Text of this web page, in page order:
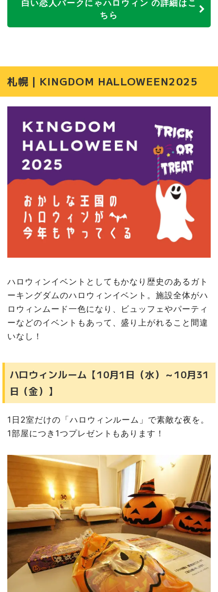
白い恋人パークにゃハロウィン の詳細はこ
ちら
札幌｜KINGDOM HALLOWEEN2025
ハロウィンイベントとしてもかなり歴史のあるガト
ーキングダムのハロウィンイベント。施設全体がハ
ロウィンムード一色になり、ビュッフェやパーティ
ーなどのイベントもあって、盛り上がれること間違
いなし！
ハロウィンルーム【10月1日（水）～10月31
日（金）】
1日2室だけの「ハロウィンルーム」で素敵な夜を。
1部屋につき1つプレゼントもあります！